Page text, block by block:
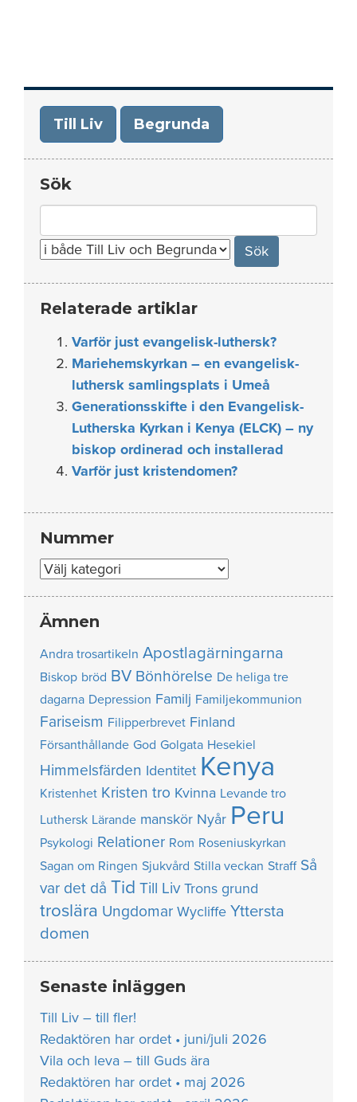
Till Liv Begrunda
Sök
for:
Relaterade artiklar
Varför just evangelisk-luthersk?
Mariehemskyrkan – en evangelisk-
luthersk samlingsplats i Umeå
Generationsskifte i den Evangelisk-
Lutherska Kyrkan i Kenya (ELCK) – ny
biskop ordinerad och installerad
Varför just kristendomen?
Nummer
Nummer
Ämnen
Andra trosartikeln Apostlagärningarna
Biskop bröd BV Bönhörelse De heliga tre
dagarna Depression Familj Familjekommunion
Fariseism Filipperbrevet Finland
Försanthållande God Golgata Hesekiel
Himmelsfärden Identitet Kenya
Kristenhet Kristen tro Kvinna Levande tro
Luthersk Lärande manskör Nyår Peru
Psykologi Relationer Rom Roseniuskyrkan
Sagan om Ringen Sjukvård Stilla veckan Straff Så
var det då Tid Till Liv Trons grund
troslära Ungdomar Wycliffe Yttersta
domen
Senaste inläggen
Till Liv – till fler!
Redaktören har ordet • juni/juli 2026
Vila och leva – till Guds ära
Redaktören har ordet • maj 2026